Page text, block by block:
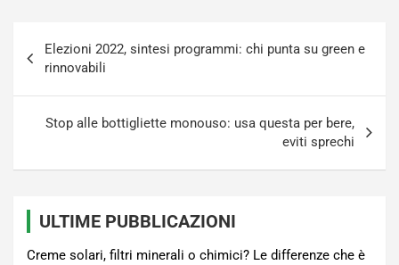
articoli
Elezioni 2022, sintesi programmi: chi punta su green e
rinnovabili
Stop alle bottigliette monouso: usa questa per bere,
eviti sprechi
ULTIME PUBBLICAZIONI
Creme solari, filtri minerali o chimici? Le differenze che è